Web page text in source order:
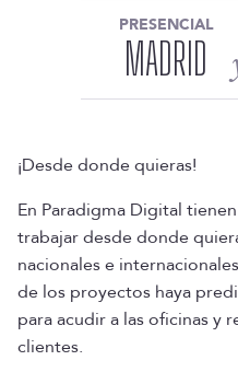
PRESENCIAL
MADRID
¡Desde donde quieras!
En Paradigma Digital
trabajar desde donde
nacionales e
de los proyectos haya
para acudir a las oficinas y
clientes.